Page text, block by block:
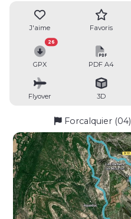
J'aime Favoris
GPX
26
PDF A4
Flyover 3D
Forcalquier (04)